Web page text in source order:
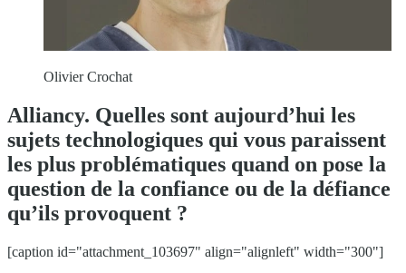
Olivier Crochat
Alliancy. Quelles sont aujourd’hui les
sujets technologiques qui vous paraissent
les plus problématiques quand on pose la
question de la confiance ou de la défiance
qu’ils provoquent ?
[caption id="attachment_103697" align="alignleft" width="300"]